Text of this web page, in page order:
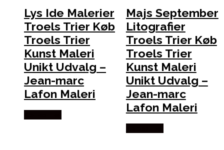
Lys Ide Malerier
Troels Trier Køb
Troels Trier
Kunst Maleri
Unikt Udvalg –
Jean-marc
Lafon Maleri
Majs September
Litografier
Troels Trier Køb
Troels Trier
Kunst Maleri
Unikt Udvalg –
Jean-marc
Lafon Maleri